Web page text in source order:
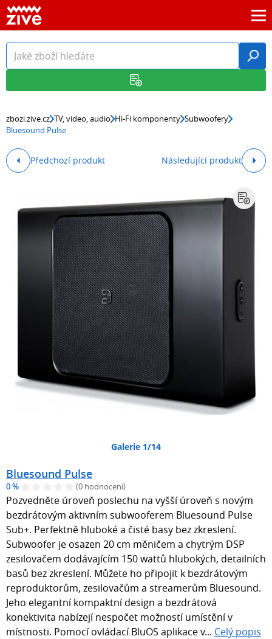
zbozi.zive.cz TV, video, audio Hi-Fi komponenty Subwoofery
Bluesound Pulse
Předchozí produkt Následující produkt
Galerie 1/14
Bluesound Pulse
0 % (0 hodnocení)
Pozvedněte úroveň poslechu na vyšší úroveň s novým
bezdrátovým aktivním subwooferem Bluesound Pulse
Sub+. Perfektně hluboké a čisté basy bez zkreslení.
Subwoofer je osazen 20 cm měničem a chytrým DSP
zesilovačem dodávajícím 150 wattů hlubokých, detailních
basů bez zkreslení. Můžete ho připojit k bezdrátovým
reproduktorům, zesilovačům a streamerům Bluesound.
Jeho elegantní kompaktní design a bezdrátová
konektivita nabízejí nespočet možností umístění v
místnosti. Pomocí ovládací BluOS aplikace v... Celý popis